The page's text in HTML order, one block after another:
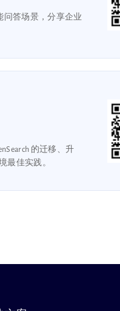
问答场景，分享企业
的迁移、升
最佳实践。